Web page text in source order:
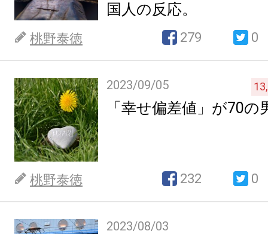
国人の反応。
桃野泰徳 279 0
2023/09/05
「幸せ偏差値」が70の
桃野泰徳 232 0
2023/08/03